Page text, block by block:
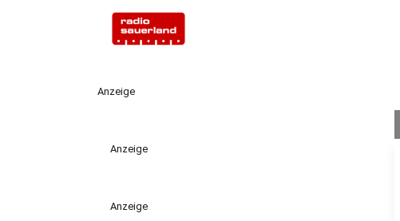
Anzeige
Anzeige
Anzeige